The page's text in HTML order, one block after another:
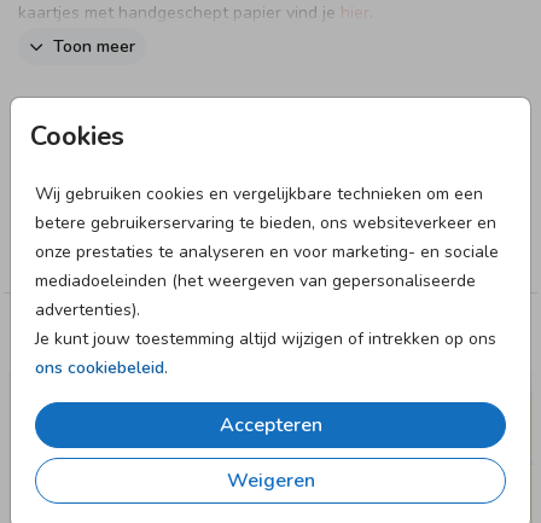
Cookies
Wij gebruiken cookies en vergelijkbare technieken om een
betere gebruikerservaring te bieden, ons websiteverkeer en
onze prestaties te analyseren en voor marketing- en sociale
mediadoeleinden (het weergeven van gepersonaliseerde
advertenties).
Je kunt jouw toestemming altijd wijzigen of intrekken op ons
ons cookiebeleid.
Accepteren
Weigeren
kaartjes met handgeschept papier vind je hier
van handgeschept papier te creëren.
1. Eindformaat 11 x 17 cm (oorspronkelijk 14 x 21 cm)
2. Eindformaat 10 x 15 cm (oorspronkelijk 11 x 17 cm)
- Het papier heeft een klassieke handgeschept papier-look
en is geen echt handgeschept papier.
- Aanbeveling: bestel 5 extra kaarten om snijfouten te
compenseren.
- Je kan een proefdruk bestellen van dit kaartje.
#sharon
Toon meer
Designer
Collectie
Meisje
Deze designs vind je misschien ook leuk